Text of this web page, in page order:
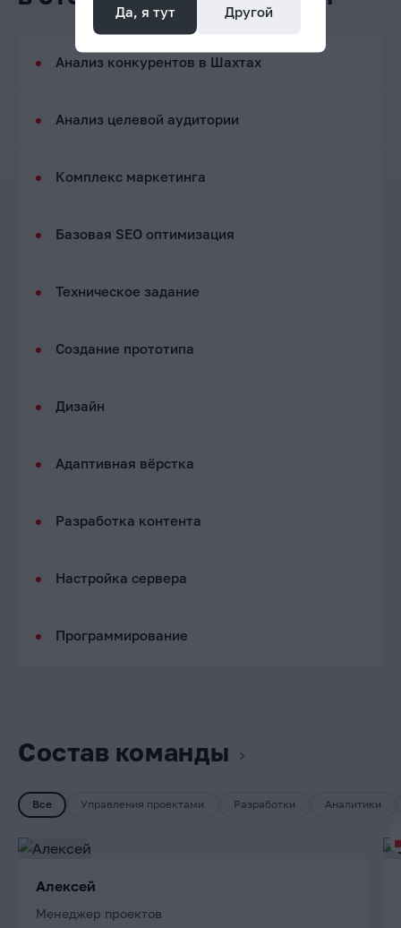
Анализ конкурентов в Шахтах
Анализ целевой аудитории
Комплекс маркетинга
Базовая SEO оптимизация
Техническое задание
Создание прототипа
Дизайн
Адаптивная вёрстка
Разработка контента
Настройка сервера
Программирование
Состав команды
Все Управления проектами Разработки Аналитики
Алексей
Менеджер проектов
Да, я тут Другой